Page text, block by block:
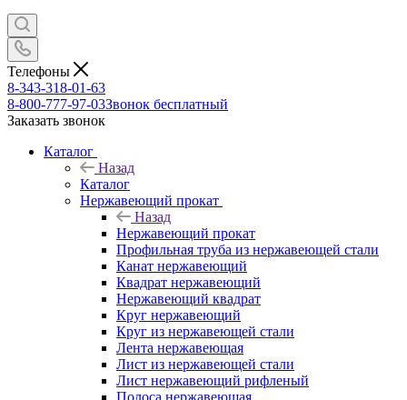
Телефоны
8-343-318-01-63
8-800-777-97-03Звонок бесплатный
Заказать звонок
Каталог
Назад
Каталог
Нержавеющий прокат
Назад
Нержавеющий прокат
Профильная труба из нержавеющей стали
Канат нержавеющий
Квадрат нержавеющий
Нержавеющий квадрат
Круг нержавеющий
Круг из нержавеющей стали
Лента нержавеющая
Лист из нержавеющей стали
Лист нержавеющий рифленый
Полоса нержавеющая